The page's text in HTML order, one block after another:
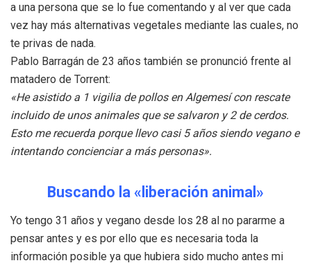
a una persona que se lo fue comentando y al ver que cada
vez hay más alternativas vegetales mediante las cuales, no
te privas de nada.
Pablo Barragán de 23 años también se pronunció frente al
matadero de Torrent:
«He asistido a 1 vigilia de pollos en Algemesí con rescate
incluido de unos animales que se salvaron y 2 de cerdos.
Esto me recuerda porque llevo casi 5 años siendo vegano e
intentando concienciar a más personas».
Buscando la «liberación animal»
Yo tengo 31 años y vegano desde los 28 al no pararme a
pensar antes y es por ello que es necesaria toda la
información posible ya que hubiera sido mucho antes mi